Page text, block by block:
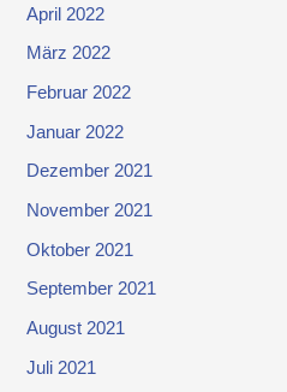
April 2022
März 2022
Februar 2022
Januar 2022
Dezember 2021
November 2021
Oktober 2021
September 2021
August 2021
Juli 2021